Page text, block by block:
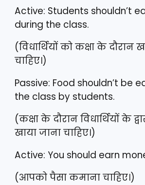
Active: Students shouldn’t
during the class.
(विधार्थियों को कक्षा के दौरान
चाहिए।)
Passive: Food shouldn’t be
the class by students.
(कक्षा के दौरान विधार्थियों के
खाया जाना चाहिए।)
Active: You should earn
(आपको पैसा कमाना चाहिए।)